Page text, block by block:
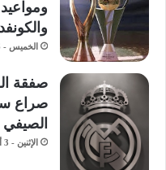
الخميس - 6 أغسطس - 2026 / 10:11 صباحًا
صراع
الصيفي
الإثنين - 3 أغسطس - 2026 / 5:11 صباحًا